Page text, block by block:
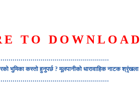
TO
भुमिका कस्तो हुनुपर्छ ? मूलपानीको धारावाहिक नाटक